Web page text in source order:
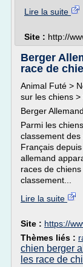
Lire la suite
Site : http://
Berger
race de
Animal Futé >
sur les chiens >
Berger Allemand
Parmi les
classement
Français
allemand
races de
classement...
Lire la suite
Site : https://
Thèmes liés :
chien berger
les race de